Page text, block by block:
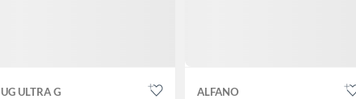
UG ULTRA G ALFANO